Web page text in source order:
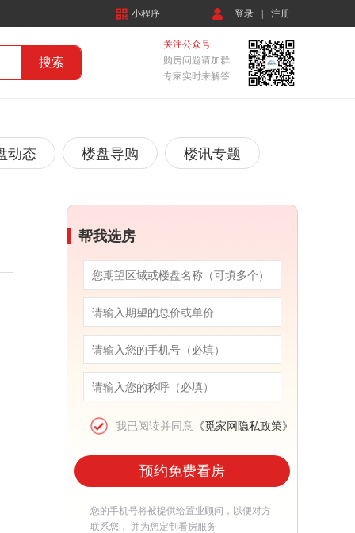
小程序 登录 注册
关注公众号
购房问题请加群
专家实时来解答
动态 楼盘导购 楼讯专题
帮我选房
我已阅读并同意 《觅家网隐私政策》
预约免费看房
您的手机号将被提供给置业顾问，以便对方
联系您， 并为您定制看房服务